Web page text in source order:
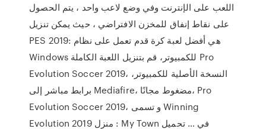
اللعب على الإنترنت وفي وضع لاعب واحد ، يتم الحصول
على نقاط إنفاق للمخزن الافتراضي ، حيث يمكن تنزيل
PES 2019: هي أفضل لعبة كرة قدم تعمل على نظام
Windows للكمبيوتر، قم بتنزيل اللعبة الكاملة Pro
Evolution Soccer 2019، النسخة الأصلية للكمبيوتر،
برابط مباشر إلى Mediafire، مضغوط مجانًا، Pro
Evolution Soccer 2019، و تسمى Winning
Evolution 2019 في … تحميل ‫My Town : منزل